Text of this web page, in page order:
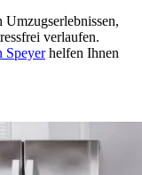
verlaufen.
Speyerhelfen Ihnen